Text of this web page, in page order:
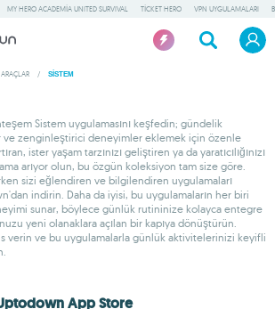
MY HERO ACADEMIA UNITED SURVIVAL TICKET HERO VPN UYGULAMALARI
ARAÇLAR / SISTEM
Sistem uygulamasını keşfedin; gündelik
ve zenginleştirici deneyimler eklemek için özenle
ister yaşam tarzınızı geliştiren ya da yaratıcılığınızı
arıyor olun, bu özgün koleksiyon tam size göre.
sizi eğlendiren ve bilgilendiren uygulamaları
indirin. Daha da iyisi, bu uygulamaların her biri
sunar, böylece günlük rutininize kolayca entegre
yeni olanaklara açılan bir kapıya dönüştürün.
verin ve bu uygulamalarla günlük aktivitelerinizi keyifli
App Store